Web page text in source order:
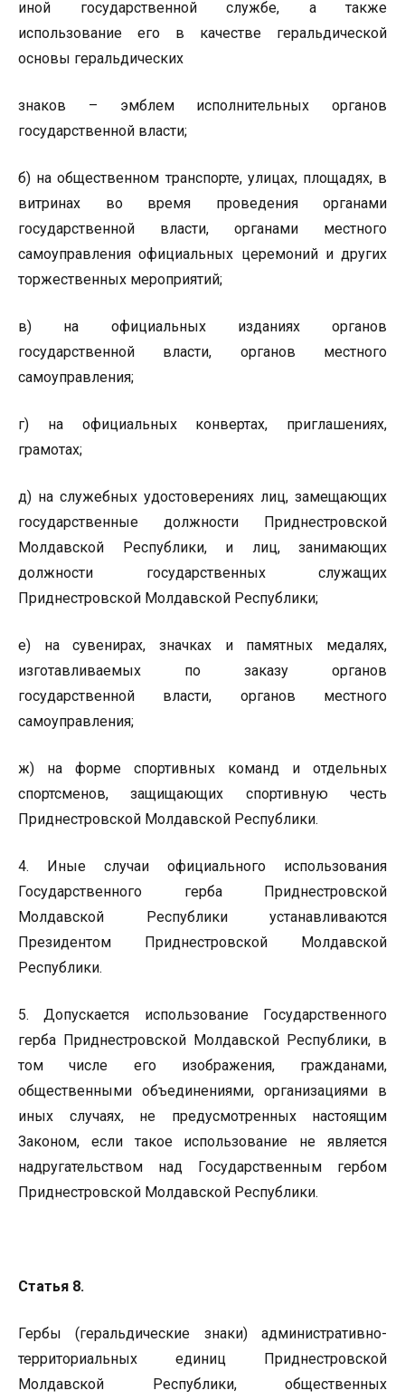
иной государственной службе, а также
использование его в качестве геральдической
основы геральдических
знаков – эмблем исполнительных органов
государственной власти;
б) на общественном транспорте, улицах, площадях, в
витринах во время проведения органами
государственной власти, органами местного
самоуправления официальных церемоний и других
торжественных мероприятий;
в) на официальных изданиях органов
государственной власти, органов местного
самоуправления;
г) на официальных конвертах, приглашениях,
грамотах;
д) на служебных удостоверениях лиц, замещающих
государственные должности Приднестровской
Молдавской Республики, и лиц, занимающих
должности государственных служащих
Приднестровской Молдавской Республики;
е) на сувенирах, значках и памятных медалях,
изготавливаемых по заказу органов
государственной власти, органов местного
самоуправления;
ж) на форме спортивных команд и отдельных
спортсменов, защищающих спортивную честь
Приднестровской Молдавской Республики.
4. Иные случаи официального использования
Государственного герба Приднестровской
Молдавской Республики устанавливаются
Президентом Приднестровской Молдавской
Республики.
5. Допускается использование Государственного
герба Приднестровской Молдавской Республики, в
том числе его изображения, гражданами,
общественными объединениями, организациями в
иных случаях, не предусмотренных настоящим
Законом, если такое использование не является
надругательством над Государственным гербом
Приднестровской Молдавской Республики.
Статья 8.
Гербы (геральдические знаки) административно-
территориальных единиц Приднестровской
Молдавской Республики, общественных